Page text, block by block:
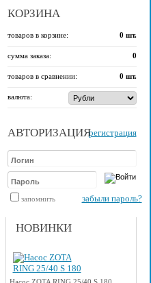
КОРЗИНА
товаров в корзине: 0 шт.
сумма заказа: 0
товаров в сравнении: 0 шт.
валюта:
АВТОРИЗАЦИЯрегистрация
запомнить забыли пароль?
НОВИНКИ